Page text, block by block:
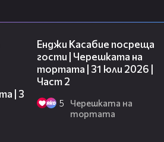
| 3
Енджи Касабие посреща
гости | Черешката на
тортата | 31 юли 2026 |
Част 2
5
Черешката на
тортата